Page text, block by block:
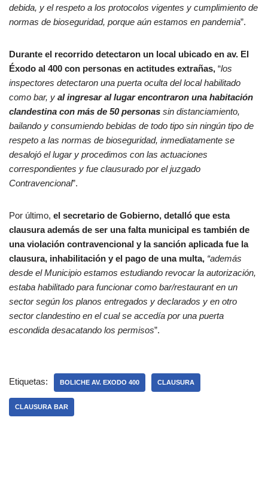
debida, y el respeto a los protocolos vigentes y cumplimiento de
normas de bioseguridad, porque aún estamos en pandemia”.
Durante el recorrido detectaron un local ubicado en av. El
Éxodo al 400 con personas en actitudes extrañas, “los
inspectores detectaron una puerta oculta del local habilitado
como bar, y al ingresar al lugar encontraron una habitación
clandestina con más de 50 personas sin distanciamiento,
bailando y consumiendo bebidas de todo tipo sin ningún tipo de
respeto a las normas de bioseguridad, inmediatamente se
desalojó el lugar y procedimos con las actuaciones
correspondientes y fue clausurado por el juzgado
Contravencional”.
Por último, el secretario de Gobierno, detalló que esta
clausura además de ser una falta municipal es también de
una violación contravencional y la sanción aplicada fue la
clausura, inhabilitación y el pago de una multa, “además
desde el Municipio estamos estudiando revocar la autorización,
estaba habilitado para funcionar como bar/restaurant en un
sector según los planos entregados y declarados y en otro
sector clandestino en el cual se accedía por una puerta
escondida desacatando los permisos”.
Etiquetas: BOLICHE AV. EXODO 400 CLAUSURA
CLAUSURA BAR